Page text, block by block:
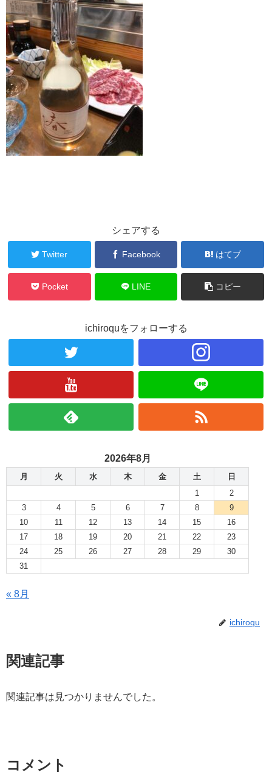
シェアする
Twitter Facebook はてブ
Pocket LINE コピー
ichiroquをフォローする
2026年8月
月 火 水 木 金 土
日
1
2
3
4 5 6 7 8
9
10
11 12 13 14 15
16
17
18 19 20 21 22
23
24
25 26 27 28 29
30
31
« 8月
ichiroqu
関連記事
関連記事は見つかりませんでした。
コメント